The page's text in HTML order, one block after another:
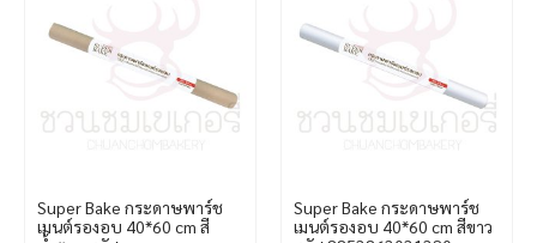
Super Bake กระดาษพาร์ช
เมนต์รองอบ 40*60 cm สี
Super Bake กระดาษพาร์ช
เมนต์รองอบ 40*60 cm สีขาว